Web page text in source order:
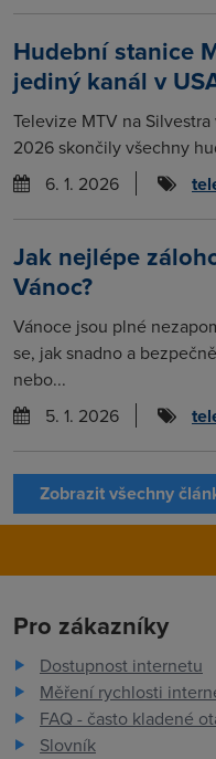
Hudební stanice
jediný kanál v
Televize MTV na
2026 skončily všechny
6. 1. 2026
Jak nejlépe
Vánoc?
Vánoce jsou plné
se, jak snadno a
nebo...
5. 1. 2026
Zobrazit všechny
Pro zákazníky
Dostupnost internetu
Měření rychlosti
FAQ - často kladené
Slovník